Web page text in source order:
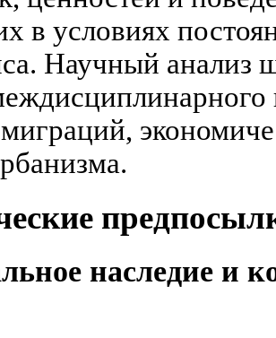
в условиях
Научный анализ
наследие и